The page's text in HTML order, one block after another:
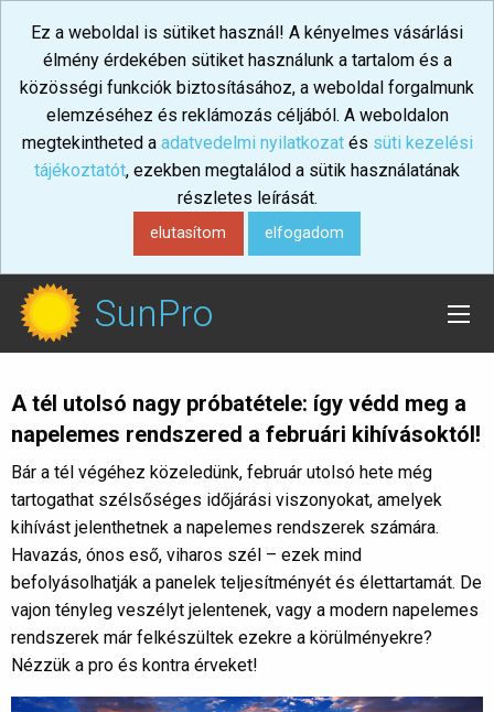
Ez a weboldal is sütiket használ! A kényelmes vásárlási
élmény érdekében sütiket használunk a tartalom és a
közösségi funkciók biztosításához, a weboldal forgalmunk
elemzéséhez és reklámozás céljából. A weboldalon
megtekintheted a adatvedelmi nyilatkozatés süti kezelési
tájékoztatót, ezekben megtalálod a sütik használatának
részletes leírását.
elutasítom elfogadom
SunPro
A tél utolsó nagy próbatétele: így védd meg a
napelemes rendszered a februári kihívásoktól!
Bár a tél végéhez közeledünk, február utolsó hete még
tartogathat szélsőséges időjárási viszonyokat, amelyek
kihívást jelenthetnek a napelemes rendszerek számára.
Havazás, ónos eső, viharos szél – ezek mind
befolyásolhatják a panelek teljesítményét és élettartamát. De
vajon tényleg veszélyt jelentenek, vagy a modern napelemes
rendszerek már felkészültek ezekre a körülményekre?
Nézzük a pro és kontra érveket!